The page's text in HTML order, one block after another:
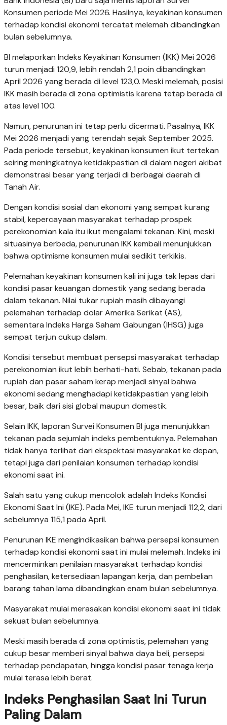
Konsumen periode Mei 2026. Hasilnya, keyakinan konsumen
terhadap kondisi ekonomi tercatat melemah dibandingkan
bulan sebelumnya.
BI melaporkan Indeks Keyakinan Konsumen (IKK) Mei 2026
turun menjadi 120,9, lebih rendah 2,1 poin dibandingkan
April 2026 yang berada di level 123,0. Meski melemah, posisi
IKK masih berada di zona optimistis karena tetap berada di
atas level 100.
Namun, penurunan ini tetap perlu dicermati. Pasalnya, IKK
Mei 2026 menjadi yang terendah sejak September 2025.
Pada periode tersebut, keyakinan konsumen ikut tertekan
seiring meningkatnya ketidakpastian di dalam negeri akibat
demonstrasi besar yang terjadi di berbagai daerah di
Tanah Air.
Dengan kondisi sosial dan ekonomi yang sempat kurang
stabil, kepercayaan masyarakat terhadap prospek
perekonomian kala itu ikut mengalami tekanan. Kini, meski
situasinya berbeda, penurunan IKK kembali menunjukkan
bahwa optimisme konsumen mulai sedikit terkikis.
Pelemahan keyakinan konsumen kali ini juga tak lepas dari
kondisi pasar keuangan domestik yang sedang berada
dalam tekanan. Nilai tukar rupiah masih dibayangi
pelemahan terhadap dolar Amerika Serikat (AS),
sementara Indeks Harga Saham Gabungan (IHSG) juga
sempat terjun cukup dalam.
Kondisi tersebut membuat persepsi masyarakat terhadap
perekonomian ikut lebih berhati-hati. Sebab, tekanan pada
rupiah dan pasar saham kerap menjadi sinyal bahwa
ekonomi sedang menghadapi ketidakpastian yang lebih
besar, baik dari sisi global maupun domestik.
Selain IKK, laporan Survei Konsumen BI juga menunjukkan
tekanan pada sejumlah indeks pembentuknya. Pelemahan
tidak hanya terlihat dari ekspektasi masyarakat ke depan,
tetapi juga dari penilaian konsumen terhadap kondisi
ekonomi saat ini.
Salah satu yang cukup mencolok adalah Indeks Kondisi
Ekonomi Saat Ini (IKE). Pada Mei, IKE turun menjadi 112,2, dari
sebelumnya 115,1 pada April.
Penurunan IKE mengindikasikan bahwa persepsi konsumen
terhadap kondisi ekonomi saat ini mulai melemah. Indeks ini
mencerminkan penilaian masyarakat terhadap kondisi
penghasilan, ketersediaan lapangan kerja, dan pembelian
barang tahan lama dibandingkan enam bulan sebelumnya.
Masyarakat mulai merasakan kondisi ekonomi saat ini tidak
sekuat bulan sebelumnya.
Meski masih berada di zona optimistis, pelemahan yang
cukup besar memberi sinyal bahwa daya beli, persepsi
terhadap pendapatan, hingga kondisi pasar tenaga kerja
mulai terasa lebih berat.
Indeks Penghasilan Saat Ini Turun
Paling Dalam